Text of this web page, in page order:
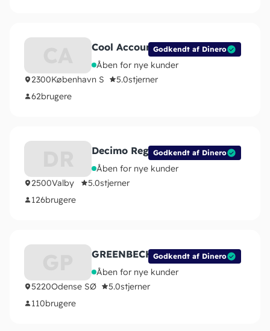
Godkendt af Dinero
Cool Accounts ApS
Åben for nye kunder
2300København S 5.0stjerner
62brugere
Godkendt af Dinero
Decimo Regnskab ApS
Åben for nye kunder
2500Valby 5.0stjerner
126brugere
Godkendt af Dinero
GREENBECH PARTNERS ApS
Åben for nye kunder
5220Odense SØ 5.0stjerner
110brugere